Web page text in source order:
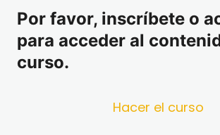
Tu biblioteca de
3 lecciones
Bonus baúl de recursos
Por favor, inscríbete o
para acceder al
curso.
Hacer el curso